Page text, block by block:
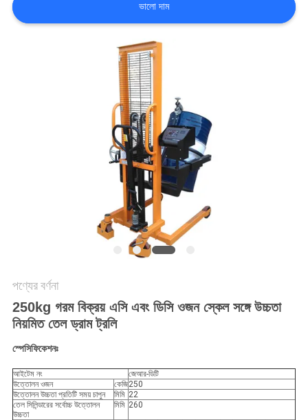
মামলা
POLICY
ভালো দাম
পণ্যের বর্ণনা
250kg গরম বিক্রয় এসি এবং ডিসি ওজন স্কেল সঙ্গে উচ্চতা
নিয়মিত তেল ড্রাম ট্রলি
স্পেসিফিকেশনঃ
আইটেম নং
জেআর-ডিটি
উত্তোলন ওজন
কেজি250
উত্তোলন উচ্চতা প্রতিটি সময় চাপুন
মিমি 22
তেল সিলিন্ডারের সর্বোচ্চ উত্তোলন
উচ্চতা
মিমি 260